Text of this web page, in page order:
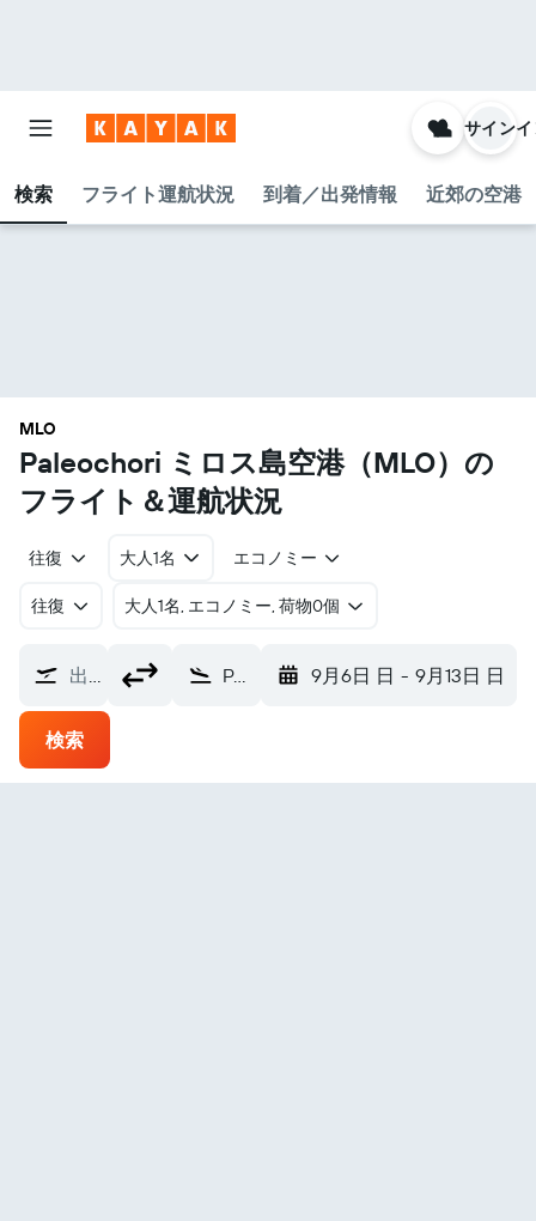
検索 フライト運航状況 到着／出発情報 近郊の空港
サイン
MLO
Paleochori ミロス島空港​（MLO​）の
フライト＆運航状況
往復 大人1名 エコノミー
往復 ​大人1名, エコノミー, 荷物0個
出発地 Paleochori ミロス島空港 (MLO) 9月6日 日 - 9月13日 日
検索